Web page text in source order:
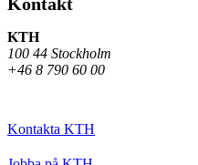
KTH
100 44 Stockholm
+46 8 790 60 00
Kontakta KTH